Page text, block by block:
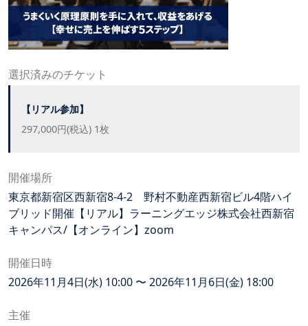
選択済みのチケット
【リアル参加】
297,000円(税込) 1枚
開催場所
東京都新宿区西新宿8-4-2 野村不動産西新宿ビル4階ハイ
ブリッド開催【リアル】ラーニングエッジ株式会社西新宿
キャンパス/【オンライン】zoom
開催日時
2026年11月4日(水) 10:00 〜 2026年11月6日(金) 18:00
主催